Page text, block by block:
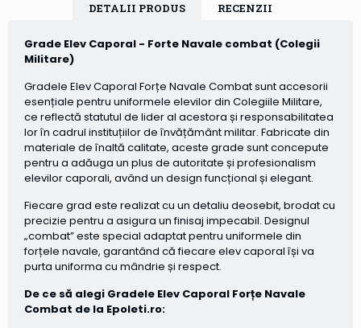
DETALII PRODUS RECENZII
Grade Elev Caporal - Forte Navale combat (Colegii
Militare)
Gradele Elev Caporal Forțe Navale Combat sunt accesorii
esențiale pentru uniformele elevilor din Colegiile Militare,
ce reflectă statutul de lider al acestora și responsabilitatea
lor în cadrul instituțiilor de învățământ militar. Fabricate din
materiale de înaltă calitate, aceste grade sunt concepute
pentru a adăuga un plus de autoritate și profesionalism
elevilor caporali, având un design funcțional și elegant.
Fiecare grad este realizat cu un detaliu deosebit, brodat cu
precizie pentru a asigura un finisaj impecabil. Designul
„combat” este special adaptat pentru uniformele din
forțele navale, garantând că fiecare elev caporal își va
purta uniforma cu mândrie și respect.
De ce să alegi Gradele Elev Caporal Forțe Navale
Combat de la Epoleti.ro: